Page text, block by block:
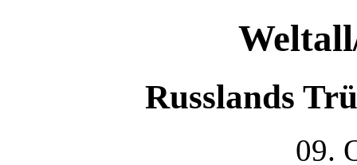
Russlands
09.